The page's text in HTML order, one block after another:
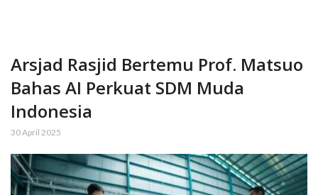
Arsjad Rasjid Bertemu Prof. Matsuo
Bahas AI Perkuat SDM Muda
Indonesia
30 April 2025